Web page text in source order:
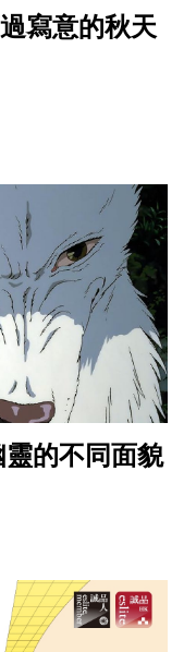
寫意的秋天
的不同面貌